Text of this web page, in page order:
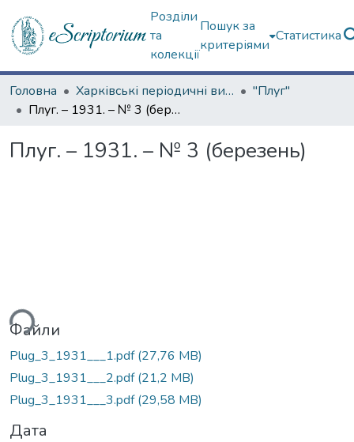
Розділи
та
колекції
Пошук за
критеріями
Статистика
Головна Харківські періодичні видання
"Плуг"
Плуг. – 1931. – № 3 (березень)
Плуг. – 1931. – № 3 (березень)
Файли
Plug_3_1931___1.pdf(27,76 MB)
Plug_3_1931___2.pdf(21,2 MB)
Plug_3_1931___3.pdf(29,58 MB)
Дата